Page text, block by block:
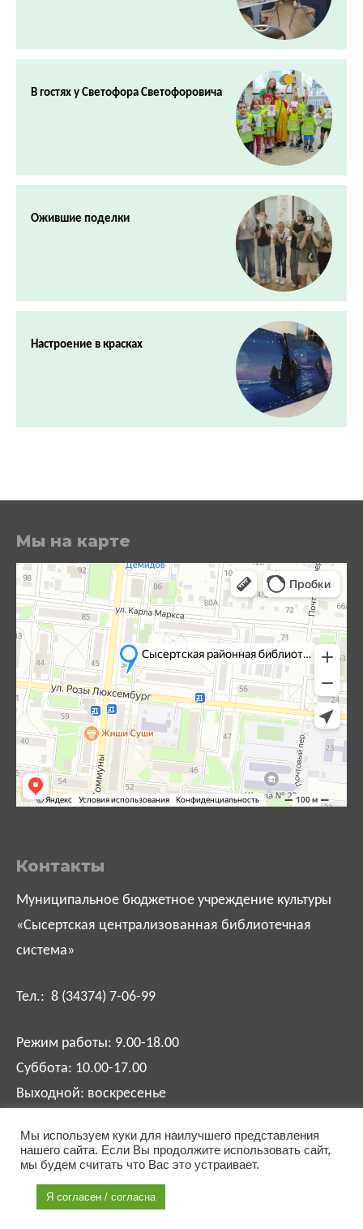
В гостях у Светофора Светофоровича
Ожившие поделки
Настроение в красках
Мы на карте
Контакты
Муниципальное бюджетное учреждение культуры
«Сысертская централизованная библиотечная
система»
Тел.: 8 (34374) 7-06-99
Режим работы: 9.00-18.00
Суббота: 10.00-17.00
Выходной: воскресенье
biblsysert@mail.ru
Мы используем куки для наилучшего представления
нашего сайта. Если Вы продолжите использовать сайт,
мы будем считать что Вас это устраивает.
Я согласен / согласна